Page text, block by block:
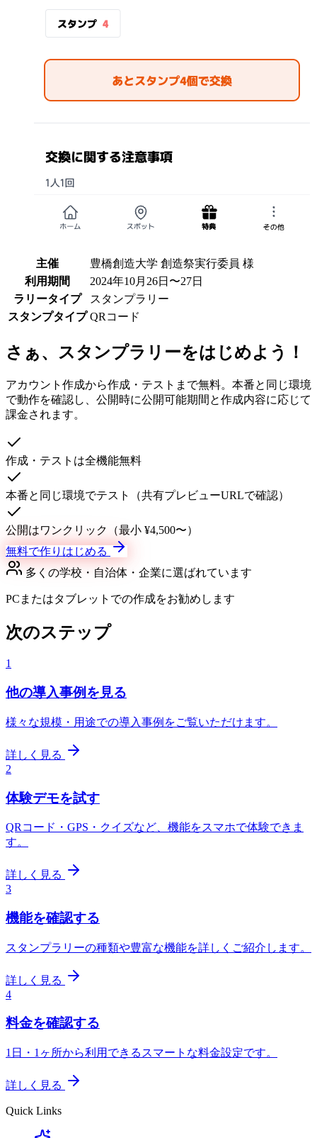
主催
豊橋創造大学 創造祭実行委員 様
利用期間
2024年10月26日〜27日
ラリータイプ
スタンプラリー
スタンプタイプ QRコード
さぁ、スタンプラリーをはじめよう！
アカウント作成から作成・テストまで無料。本番と同じ環境
で動作を確認し、公開時に公開可能期間と作成内容に応じて
課金されます。
作成・テストは全機能無料
本番と同じ環境でテスト（共有プレビューURLで確認）
公開はワンクリック（最小 ¥4,500〜）
無料で作りはじめる
多くの学校・自治体・企業に選ばれています
PCまたはタブレットでの作成をお勧めします
次のステップ
1
他の導入事例を見る
様々な規模・用途での導入事例をご覧いただけます。
詳しく見る
2
体験デモを試す
QRコード・GPS・クイズなど、機能をスマホで体験できま
す。
詳しく見る
3
機能を確認する
スタンプラリーの種類や豊富な機能を詳しくご紹介します。
詳しく見る
4
料金を確認する
1日・1ヶ所から利用できるスマートな料金設定です。
詳しく見る
Quick Links